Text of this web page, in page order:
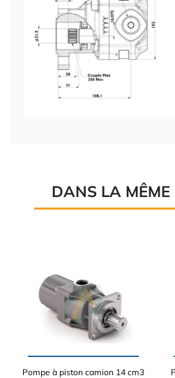
DANS LA MÊME
Pompe à piston camion 14 cm3